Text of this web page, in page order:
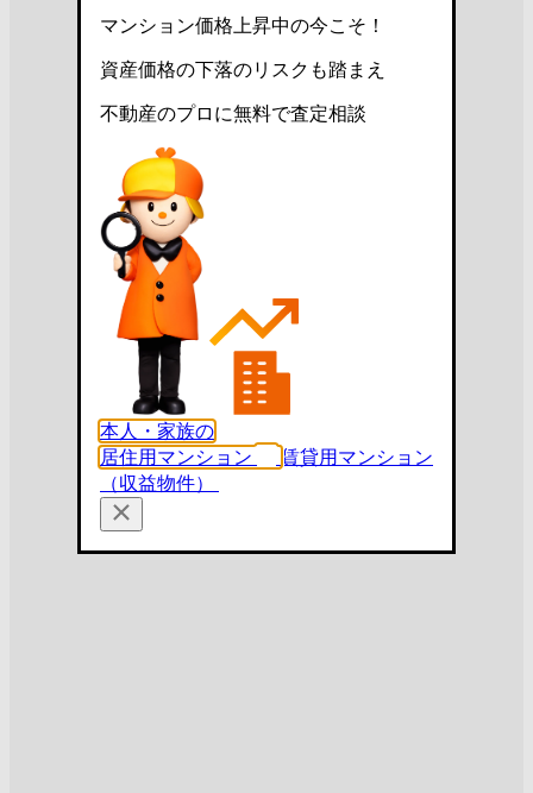
マンション価格上昇中の今こそ！
資産価格の下落のリスクも踏まえ
不動産のプロに無料で査定相談
本人・家族の
居住用マンション
賃貸用マンション
（収益物件）